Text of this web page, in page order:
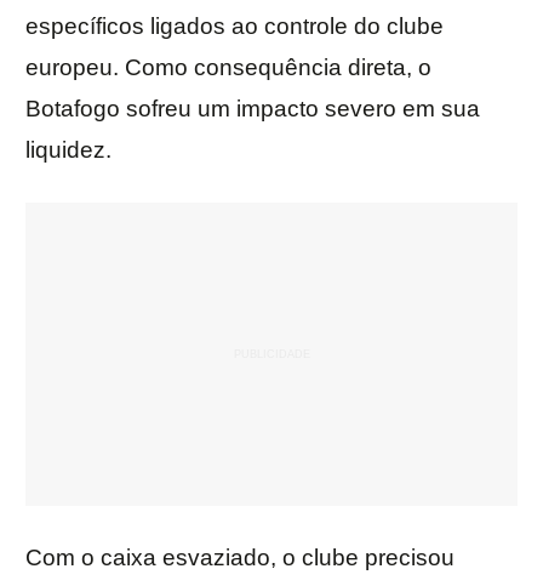
específicos ligados ao controle do clube
europeu. Como consequência direta, o
Botafogo sofreu um impacto severo em sua
liquidez.
Com o caixa esvaziado, o clube precisou